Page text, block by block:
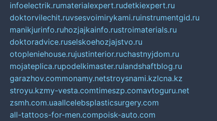
infoelectrik.rumaterialexpert.rudetkiexpert.ru
doktorvilechit.ruvsesvoimirykami.ruinstrumentgid.ru
manikjurinfo.ruhozjajkainfo.rustroimaterials.ru
doktoradvice.ruselskoehozjajstvo.ru
otopleniehouse.rujustinterior.ruchastnyjdom.ru
mojateplica.rupodelkimaster.rulandshaftblog.ru
garazhov.commonamy.netstroysnami.kzlcna.kz
stroyu.kzmy-vesta.comtimeszp.comavtoguru.net
zsmh.com.uaallcelebsplasticsurgery.com
all-tattoos-for-men.compoisk-auto.com